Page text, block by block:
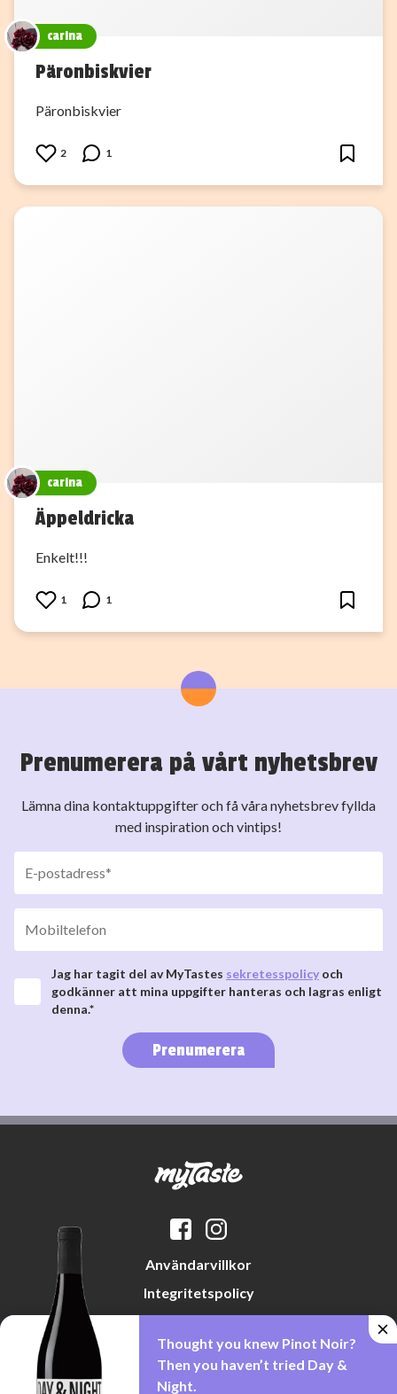
carina
Päronbiskvier
Päronbiskvier
2 1
carina
Äppeldricka
Enkelt!!!
1 1
Prenumerera på vårt nyhetsbrev
Lämna dina kontaktuppgifter och få våra nyhetsbrev fyllda
med inspiration och vintips!
Jag har tagit del av MyTastes sekretesspolicy och
godkänner att mina uppgifter hanteras och lagras enligt
denna.*
Prenumerera
Användarvillkor
Integritetspolicy
Cookiepolicy
Thought you knew Pinot Noir?
Then you haven’t tried Day &
Night.